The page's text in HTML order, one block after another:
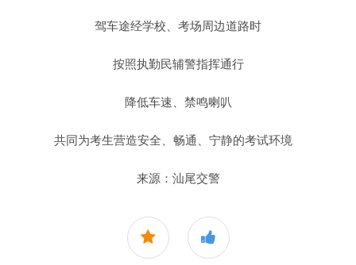
驾车途经学校、考场周边道路时
按照执勤民辅警指挥通行
降低车速、禁鸣喇叭
共同为考生营造安全、畅通、宁静的考试环境
来源：汕尾交警